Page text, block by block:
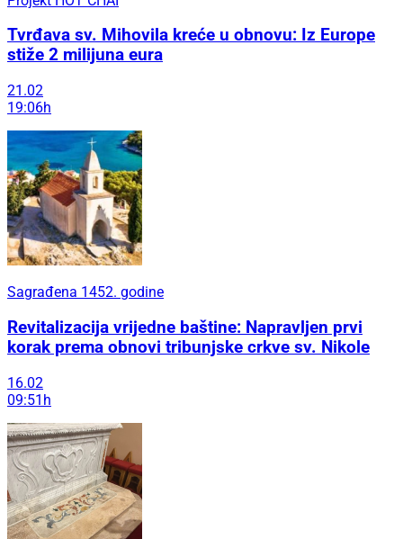
Tvrđava sv. Mihovila kreće u obnovu: Iz Europe
stiže 2 milijuna eura
21.02
19:06h
Sagrađena 1452. godine
Revitalizacija vrijedne baštine: Napravljen prvi
korak prema obnovi tribunjske crkve sv. Nikole
16.02
09:51h